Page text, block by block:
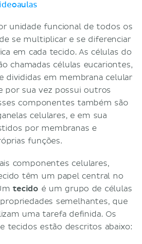
unidade funcional de todos os
se multiplicar e se diferenciar
em cada tecido. As células do
chamadas células eucariontes,
divididas em membrana celular
por sua vez possui outros
componentes também são
celulares, e em sua
por membranas e
funções.
componentes celulares,
têm um papel central no
tecido é um grupo de células
semelhantes, que
uma tarefa definida. Os
tecidos estão descritos abaixo: